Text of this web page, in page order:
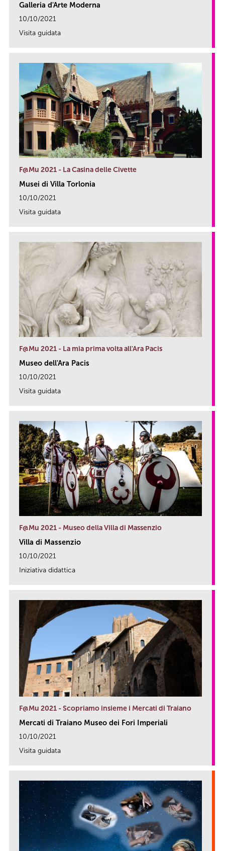
Galleria d'Arte Moderna
10/10/2021
Visita guidata
F@Mu 2021 - La Casina delle Civette
Musei di Villa Torlonia
10/10/2021
Visita guidata
F@Mu 2021 - La mia prima volta all'Ara Pacis
Museo dell'Ara Pacis
10/10/2021
Visita guidata
F@Mu 2021 - Museo della Villa di Massenzio
Villa di Massenzio
10/10/2021
Iniziativa didattica
F@Mu 2021 - Scopriamo insieme i Mercati di Traiano
Mercati di Traiano Museo dei Fori Imperiali
10/10/2021
Visita guidata